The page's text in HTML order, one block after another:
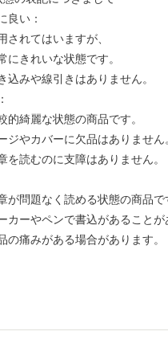
良い：
れてはいますが、
きれいな状態です。
みや線引きはありません。
綺麗な状態の商品です。
やカバーに欠品はありません
読むのに支障はありません。
問題なく読める状態の商品で
ーやペンで書込があることが
痛みがある場合があります。